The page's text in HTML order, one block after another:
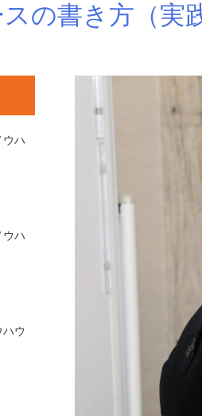
の書き方（実
ウハ
ウハ
ウ